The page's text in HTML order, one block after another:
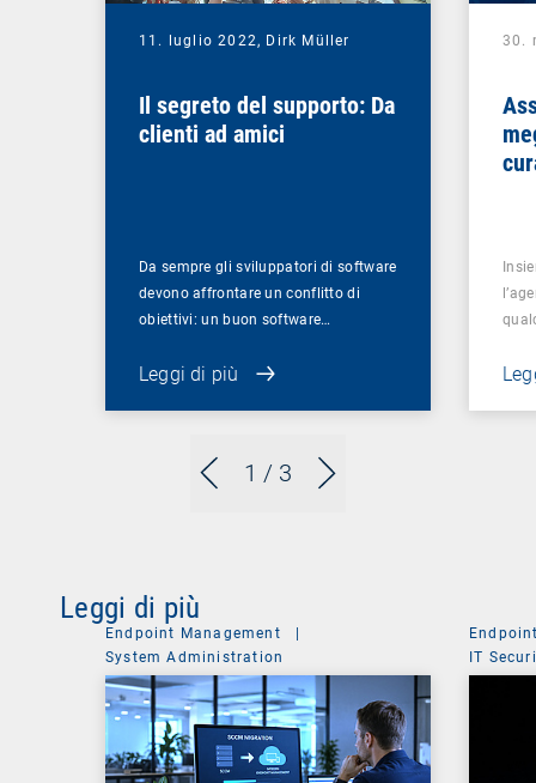
1 / 3
11. luglio 2022, Dirk Müller
Il segreto del supporto: Da
clienti ad amici
Da sempre gli sviluppatori di software
devono affrontare un conflitto di
obiettivi: un buon software…
Leggi di più
30.
Leggi di più
Endpoint Management
|
System Administration
IT